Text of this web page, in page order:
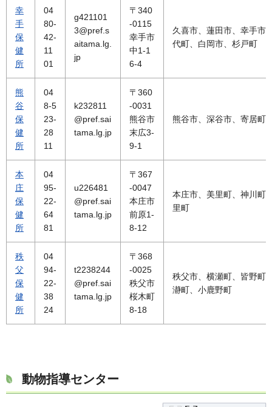
幸
手
保
健
所
04
80-
42-
11
01
g421101
3@pref.s
aitama.lg.
jp
〒340
-0115
幸手市
中1-1
6-4
久喜市、蓮田市、幸手市
代町、白岡市、杉戸町
熊
谷
保
健
所
04
8-5
23-
28
11
k232811
@pref.sai
tama.lg.jp
〒360
-0031
熊谷市
末広3-
9-1
熊谷市、深谷市、寄居町
本
庄
保
健
所
04
95-
22-
64
81
u226481
@pref.sai
tama.lg.jp
〒367
-0047
本庄市
前原1-
8-12
本庄市、美里町、神川町
里町
秩
父
保
健
所
04
94-
22-
38
24
t2238244
@pref.sai
tama.lg.jp
〒368
-0025
秩父市
桜木町
8-18
秩父市、横瀬町、皆野町
瀞町、小鹿野町
動物指導センター